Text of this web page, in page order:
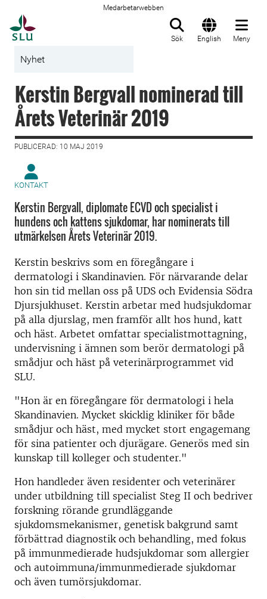
Medarbetarwebben
Sök English Meny
Nyhet
Kerstin Bergvall nominerad till
Årets Veterinär 2019
PUBLICERAD: 10 MAJ 2019
KONTAKT
Kerstin Bergvall, diplomate ECVD och specialist i
hundens och kattens sjukdomar, har nominerats till
utmärkelsen Årets Veterinär 2019.
Kerstin beskrivs som en föregångare i
dermatologi i Skandinavien. För närvarande delar
hon sin tid mellan oss på UDS och Evidensia Södra
Djursjukhuset. Kerstin arbetar med hudsjukdomar
på alla djurslag, men framför allt hos hund, katt
och häst. Arbetet omfattar specialistmottagning,
undervisning i ämnen som berör dermatologi på
smådjur och häst på veterinärprogrammet vid
SLU.
"Hon är en föregångare för dermatologi i hela
Skandinavien. Mycket skicklig kliniker för både
smådjur och häst, med mycket stort engagemang
för sina patienter och djurägare. Generös med sin
kunskap till kolleger och studenter."
Hon handleder även residenter och veterinärer
under utbildning till specialist Steg II och bedriver
forskning rörande grundläggande
sjukdomsmekanismer, genetisk bakgrund samt
förbättrad diagnostik och behandling, med fokus
på immunmedierade hudsjukdomar som allergier
och autoimmuna/immunmedierade sjukdomar
och även tumörsjukdomar.